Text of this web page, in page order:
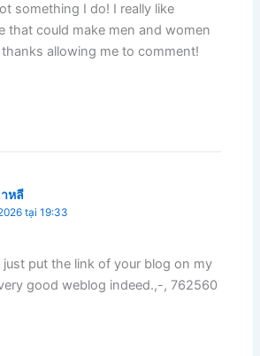
something I do! I really like
that could make men and women
allowing me to comment!
หลี
tại 19:33
just put the link of your blog on my
good weblog indeed.,-, 762560